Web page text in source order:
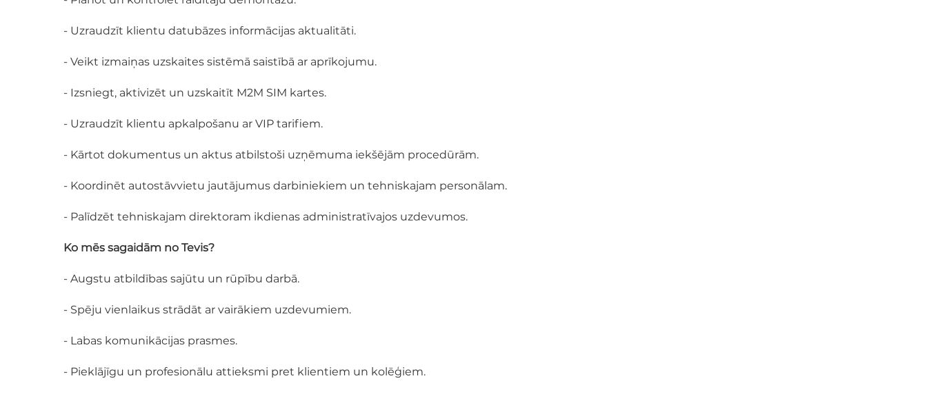
- Uzraudzīt klientu datubāzes informācijas aktualitāti.
- Veikt izmaiņas uzskaites sistēmā saistībā ar aprīkojumu.
- Izsniegt, aktivizēt un uzskaitīt M2M SIM kartes.
- Uzraudzīt klientu apkalpošanu ar VIP tarifiem.
- Kārtot dokumentus un aktus atbilstoši uzņēmuma iekšējām procedūrām.
- Koordinēt autostāvvietu jautājumus darbiniekiem un tehniskajam personālam.
- Palīdzēt tehniskajam direktoram ikdienas administratīvajos uzdevumos.
Ko mēs sagaidām no Tevis?
- Augstu atbildības sajūtu un rūpību darbā.
- Spēju vienlaikus strādāt ar vairākiem uzdevumiem.
- Labas komunikācijas prasmes.
- Pieklājīgu un profesionālu attieksmi pret klientiem un kolēģiem.